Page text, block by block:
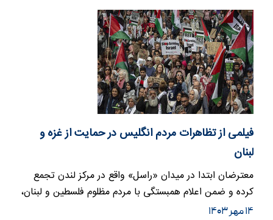
فیلمی از تظاهرات مردم انگلیس در حمایت از غزه و
لبنان
معترضان ابتدا در میدان «راسل» واقع در مرکز لندن تجمع
کرده و ضمن اعلام همبستگی با مردم مظلوم فلسطین و لبنان،
به سمت…
۱۴ مهر ۱۴۰۳